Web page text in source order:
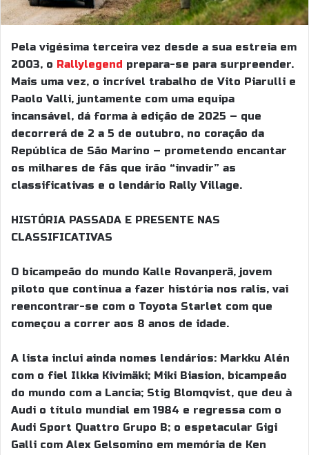
Pela vigésima terceira vez desde a sua estreia em
2003, o Rallylegend prepara-se para surpreender.
Mais uma vez, o incrível trabalho de Vito Piarulli e
Paolo Valli, juntamente com uma equipa
incansável, dá forma à edição de 2025 – que
decorrerá de 2 a 5 de outubro, no coração da
República de São Marino – prometendo encantar
os milhares de fãs que irão “invadir” as
classificativas e o lendário Rally Village.
HISTÓRIA PASSADA E PRESENTE NAS
CLASSIFICATIVAS
O bicampeão do mundo Kalle Rovanperä, jovem
piloto que continua a fazer história nos ralis, vai
reencontrar-se com o Toyota Starlet com que
começou a correr aos 8 anos de idade.
A lista inclui ainda nomes lendários: Markku Alén
com o fiel Ilkka Kivimäki; Miki Biasion, bicampeão
do mundo com a Lancia; Stig Blomqvist, que deu à
Audi o título mundial em 1984 e regressa com o
Audi Sport Quattro Grupo B; o espetacular Gigi
Galli com Alex Gelsomino em memória de Ken